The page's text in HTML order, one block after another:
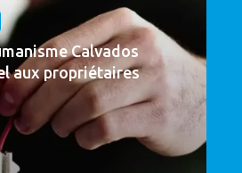
Calvados
aux propriétaires